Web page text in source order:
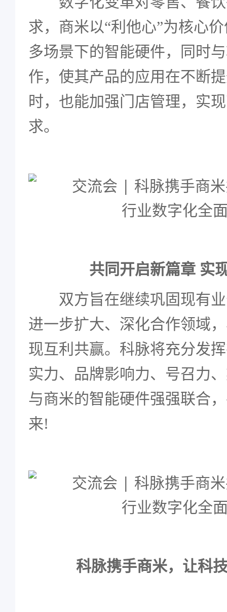
求，商米以“利他心”为核心
多场景下的智能硬件，同时
作，使其产品的应用在不断
时，也能加强门店管理，实
求。
共同开启新篇章 实
双方旨在继续巩固现有
进一步扩大、深化合作领域
现互利共赢。科脉将充分发
实力、品牌影响力、号召力
与商米的智能硬件强强联合
来!
科脉携手商米，让科